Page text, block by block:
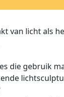
van licht als
die gebruik